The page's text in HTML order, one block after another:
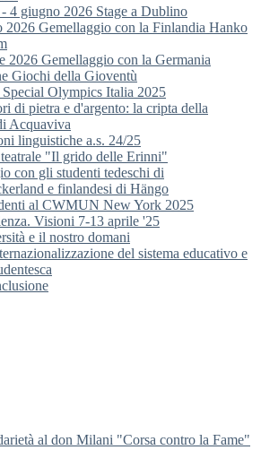
4 giugno 2026 Stage a Dublino
2026 Gemellaggio con la Finlandia Hanko
2026 Gemellaggio con la Germania
Giochi della Gioventù
Olympics Italia 2025
di pietra e d'argento: la cripta della
Acquaviva
linguistiche a.s. 24/25
teatrale "Il grido delle Erinni"
con gli studenti tedeschi di
e finlandesi di Hängo
al CWMUN New York 2025
Visioni 7-13 aprile '25
e il nostro domani
del sistema educativo e
al don Milani "Corsa contro la Fame"